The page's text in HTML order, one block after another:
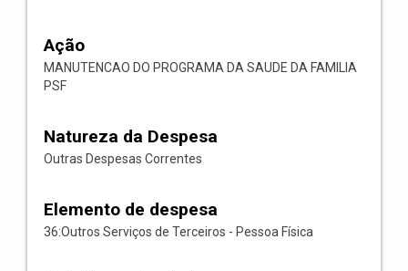
Ação
MANUTENCAO DO PROGRAMA DA SAUDE DA FAMILIA
PSF
Natureza da Despesa
Outras Despesas Correntes
Elemento de despesa
36:Outros Serviços de Terceiros - Pessoa Física